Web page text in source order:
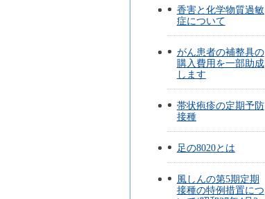
香害と化学物質過敏
症について
がん患者の補整具の
購入費用を一部助成
します
帯状疱疹の定期予防
接種
足の8020とは
風しんの第5期定期
接種の特例措置につ